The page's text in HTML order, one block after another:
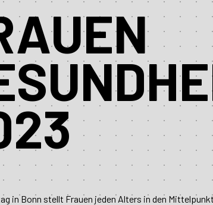
in Bonn stellt Frauen jeden Alters in den Mittelpunkt.